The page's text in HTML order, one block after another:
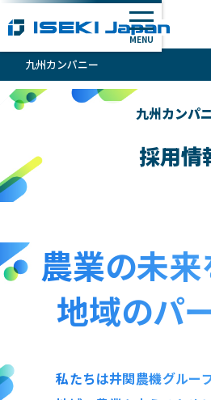
MENU
九州カンパ
採用情
九州カンパニー
農業の未来
地域のパ
私たちは井関農機グルー